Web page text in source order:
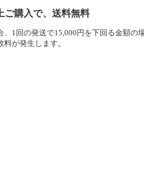
ご購入で、送料無料
、1回の発送で15,000円を下回る金額の
料が発生します。